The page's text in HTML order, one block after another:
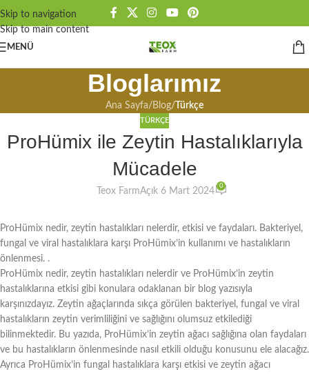
Skip to navigation
Skip to main content
MENÜ
Bloglarımız
Ana Sayfa/ Blog/ Türkçe
TÜRKÇE
ProHümix ile Zeytin Hastalıklarıyla
Mücadele
Teox FarmAçık 6 Mart 2024
0
ProHümix nedir, zeytin hastalıkları nelerdir, etkisi ve faydaları. Bakteriyel,
fungal ve viral hastalıklara karşı ProHümix’in kullanımı ve hastalıkların
önlenmesi. .
ProHümix nedir, zeytin hastalıkları nelerdir ve ProHümix’in zeytin
hastalıklarına etkisi gibi konulara odaklanan bir blog yazısıyla
karşınızdayız. Zeytin ağaçlarında sıkça görülen bakteriyel, fungal ve viral
hastalıkların zeytin verimliliğini ve sağlığını olumsuz etkilediği
bilinmektedir. Bu yazıda, ProHümix’in zeytin ağacı sağlığına olan faydaları
ve bu hastalıkların önlenmesinde nasıl etkili olduğu konusunu ele alacağız.
Ayrıca ProHümix’in fungal hastalıklara karşı etkisi ve zeytin ağacı